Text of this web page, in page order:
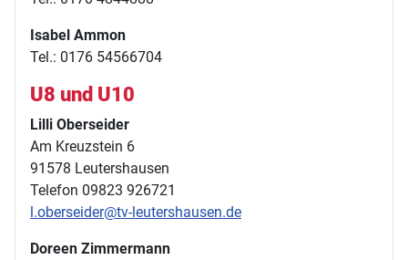
Isabel Ammon
Tel.: 0176 54566704
U8 und U10
Lilli Oberseider
Am Kreuzstein 6
91578 Leutershausen
Telefon 09823 926721
l.oberseider@tv-leutershausen.de
Doreen Zimmermann